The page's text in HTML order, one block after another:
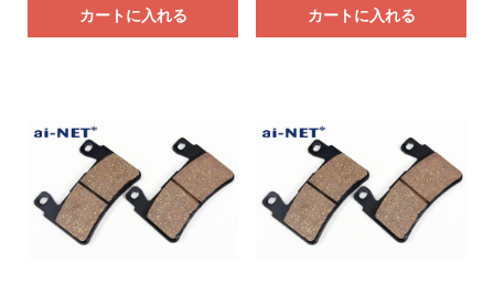
カートに入れる カートに入れる